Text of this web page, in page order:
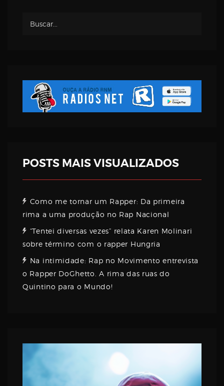
POSTS MAIS VISUALIZADOS
Como me tornar um Rapper: Da primeira
rima a uma produção no Rap Nacional
“Tentei diversas vezes” relata Karen Molinari
sobre término com o rapper Hungria
Na intimidade: Rap no Movimento entrevista
o Rapper DoGhetto. A rima das ruas do
Quintino para o Mundo!